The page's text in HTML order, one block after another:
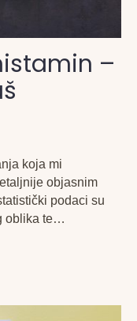
–
koja mi
objasnim
podaci su
oblika te
glavobolja, proljevi,